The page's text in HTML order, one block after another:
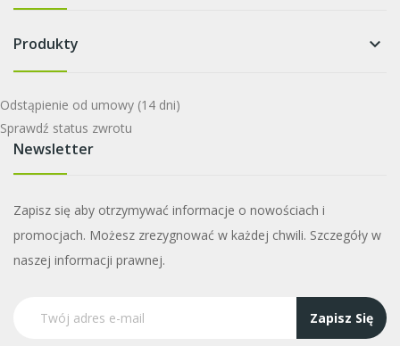
Produkty keyboard_arrow_down
Odstąpienie od umowy (14 dni)
Sprawdź status zwrotu
Newsletter
Zapisz się aby otrzymywać informacje o nowościach i
promocjach. Możesz zrezygnować w każdej chwili. Szczegóły w
naszej informacji prawnej.
Zapisz Się